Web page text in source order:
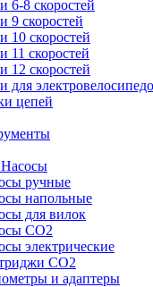
6-8 скоростей
9 скоростей
10 скоростей
11 скоростей
12 скоростей
для
цепей
ручные
напольные
для вилок
CO2
электрические
CO2
и адаптеры